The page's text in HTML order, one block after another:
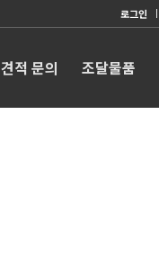
로그인
견적 문의 조달물품